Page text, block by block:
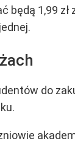
będą 1,99
do